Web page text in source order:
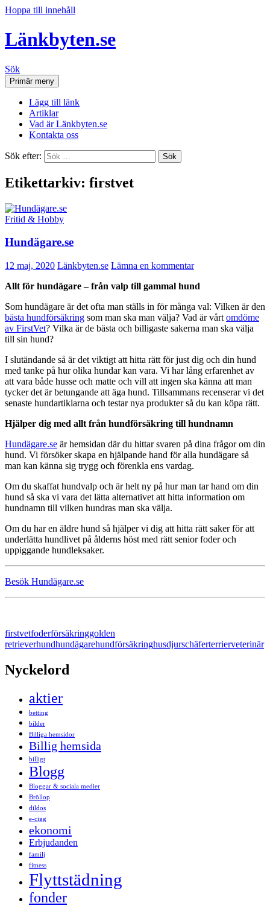
Hoppa till innehåll
Länkbyten.se
Sök
Primär meny
Lägg till länk
Artiklar
Vad är Länkbyten.se
Kontakta oss
Sök efter:
Etikettarkiv: firstvet
Fritid & Hobby
Hundägare.se
12 maj, 2020 Länkbyten.se Lämna en kommentar
Allt för hundägare – från valp till gammal hund
Som hundägare är det ofta man ställs in för många val: Vilken är den
bästa hundförsäkring som man ska man välja? Vad är vårt omdöme
av FirstVet? Vilka är de bästa och billigaste sakerna man ska välja
till sin hund?
I slutändande så är det viktigt att hitta rätt för just dig och din hund
med tanke på hur olika hundar kan vara. Vi har lång erfarenhet av
att vara både husse och matte och vill att ingen ska känna att man
tycker det är betungande att äga hund. Tillsammans recenserar vi det
senaste hundartiklarna och testar nya produkter så du kan köpa rätt.
Hjälper dig med allt från hundförsäkring till hundnamn
Hundägare.se är hemsidan där du hittar svaren på dina frågor om din
hund. Vi försöker skapa en hjälpande hand för alla hundägare så
man kan känna sig trygg och förenkla ens vardag.
Om du skaffat hundvalp och är helt ny på hur man tar hand om din
hund så ska vi vara det lätta alternativet att hitta information om
hundnamn till vilken hundras man ska välja.
Om du har en äldre hund så hjälper vi dig att hitta rätt saker för att
underlätta hundlivet på ålderns höst med rätt senior foder och
uppiggande hundleksaker.
Besök Hundägare.se
firstvetfoderförsäkringgolden
retrieverhundhundägarehundförsäkringhusdjurschäferterrierveterinär
Nyckelord
aktier
betting
bilder
Billiga hemsidor
Billig hemsida
billigt
Blogg
Bloggar & sociala medier
Bröllop
dildos
e-cigg
ekonomi
Erbjudanden
familj
fitness
Flyttstädning
fonder